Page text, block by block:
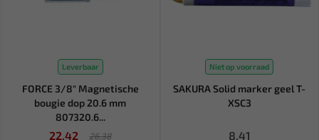
Leverbaar
FORCE 3/8" Magnetische
bougie dop 20.6 mm
807320.6...
22,42 26,38
Niet op voorraad
SAKURA Solid marker geel T-
XSC3
8,41